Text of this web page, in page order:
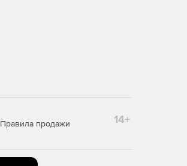
Правила продажи 14+